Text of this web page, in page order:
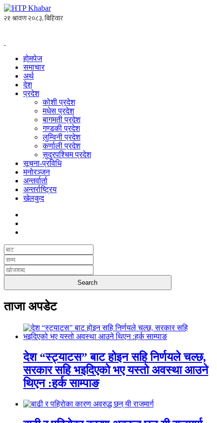
होमपेज
समाचार
अर्थ
देश
प्रदेश
कोशी प्रदेश
मधेस प्रदेश
बागमती प्रदेश
गण्डकी प्रदेश
लुम्विनी प्रदेश
कर्णाली प्रदेश
सुदुरपश्चिम प्रदेश
सूचना-प्रविधि
मनोरञ्जन
अन्तर्वार्ता
अन्तर्राष्ट्रिय
खेलकुद
ताजा अपडेट
देश “स्ट्याटस” बाट होइन सहि निर्णयले चल्छ,
सरकार सहि भइदिएको भए यस्तो अवस्था आउने
थिएन :हर्क साम्पाङ